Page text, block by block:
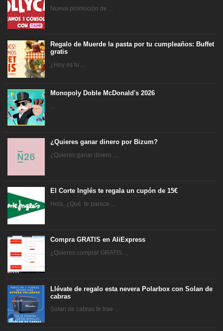
Nueva promoción de ...
Regalo de Muerde la pasta por tu cumpleaños: Buffet
gratis
¿Hoy es tu ...
Monopoly Doble McDonald's 2026
...
¿Quieres ganar dinero por Bizum?
¿Quieres ganar dinero ...
El Corte Inglés te regala un cupón de 15€
Hola, ¿Qué te parece ...
Compra GRATIS en AliExpress
¿Quieres comprar GRATIS ...
Llévate de regalo esta nevera Polarbox con Solan de
cabras
Solan de cabras te trae ...